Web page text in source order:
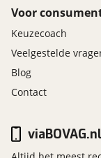
Voor
Keuzecoach
Veelgestelde
Blog
Contact